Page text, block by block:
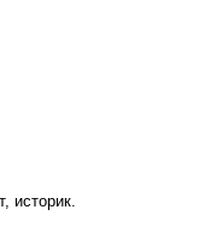
историк.